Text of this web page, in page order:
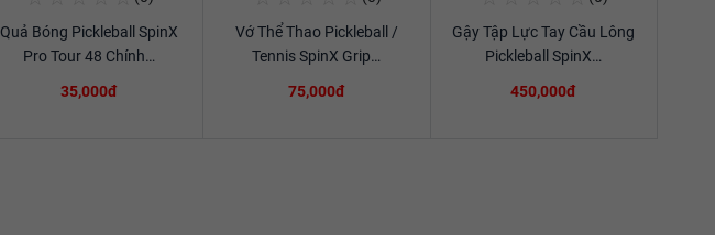
Xem chi tiết
Quả Bóng Pickleball SpinX
Pro Tour 48 Chính…
35,000đ
Vớ Thể Thao Pickleball /
Tennis SpinX Grip…
75,000đ
Xem chi tiết
Gậy Tập Lực Tay Cầu Lông
Pickleball SpinX…
450,000đ